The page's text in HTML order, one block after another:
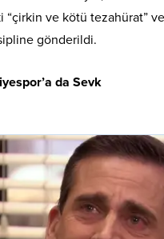
“çirkin ve kötü tezahürat”
gönderildi.
da Sevk